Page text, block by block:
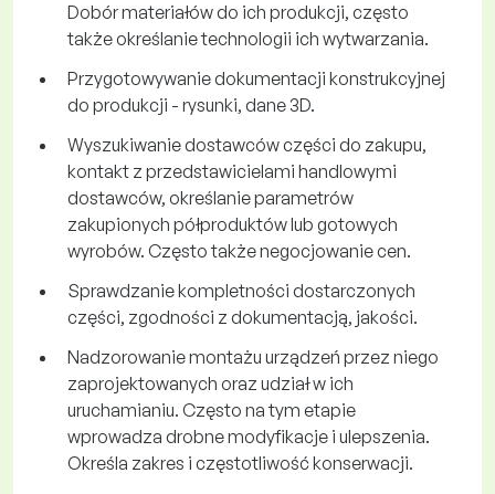
Dobór materiałów do ich produkcji, często
także określanie technologii ich wytwarzania.
Przygotowywanie dokumentacji konstrukcyjnej
do produkcji - rysunki, dane 3D.
Wyszukiwanie dostawców części do zakupu,
kontakt z przedstawicielami handlowymi
dostawców, określanie parametrów
zakupionych półproduktów lub gotowych
wyrobów. Często także negocjowanie cen.
Sprawdzanie kompletności dostarczonych
części, zgodności z dokumentacją, jakości.
Nadzorowanie montażu urządzeń przez niego
zaprojektowanych oraz udział w ich
uruchamianiu. Często na tym etapie
wprowadza drobne modyfikacje i ulepszenia.
Określa zakres i częstotliwość konserwacji.